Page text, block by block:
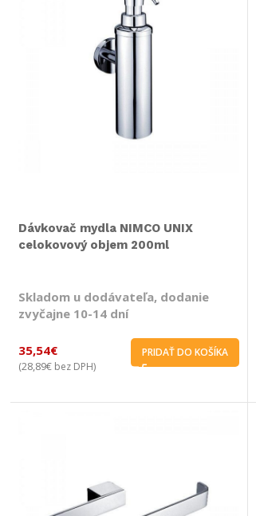
Dávkovač mydla NIMCO UNIX
celokovový objem 200ml
Skladom u dodávateľa, dodanie
zvyčajne 10-14 dní
35,54€
(28,89€ bez DPH)
PRIDAŤ DO KOŠÍKA